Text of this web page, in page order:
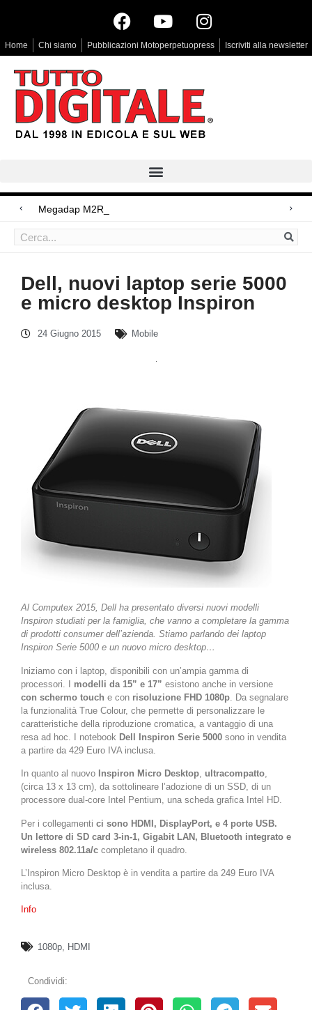
Home Chi siamo Pubblicazioni Motoperpetuopress Iscriviti alla newsletter
Megadap M2RF, il primo adatta
Arri Rental, evoluzioni in arrivo
Dell, nuovi laptop serie 5000
e micro desktop Inspiron
24 Giugno 2015 Mobile
Al Computex 2015, Dell ha presentato diversi nuovi modelli
Inspiron studiati per la famiglia, che vanno a completare la gamma
di prodotti consumer dell’azienda. Stiamo parlando dei laptop
Inspiron Serie 5000 e un nuovo micro desktop…
Iniziamo con i laptop, disponibili con un’ampia gamma di
processori. I modelli da 15” e 17” esistono anche in versione
con schermo touch e con risoluzione FHD 1080p . Da segnalare
la funzionalità True Colour, che permette di personalizzare le
caratteristiche della riproduzione cromatica, a vantaggio di una
resa ad hoc. I notebook Dell Inspiron Serie 5000 sono in vendita
a partire da 429 Euro IVA inclusa.
In quanto al nuovo Inspiron Micro Desktop, ultracompatto,
(circa 13 x 13 cm), da sottolineare l’adozione di un SSD, di un
processore dual-core Intel Pentium, una scheda grafica Intel HD.
Per i collegamenti ci sono HDMI, DisplayPort, e 4 porte USB.
Un lettore di SD card 3-in-1, Gigabit LAN, Bluetooth integrato e
wireless 802.11a/c completano il quadro.
L’Inspiron Micro Desktop è in vendita a partire da 249 Euro IVA
inclusa.
Info
1080p HDMI
Condividi: